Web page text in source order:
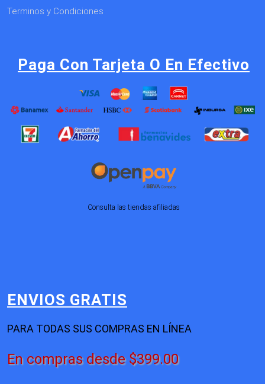
Terminos y Condiciones
Paga Con Tarjeta O En Efectivo
Consulta las tiendas afiliadas
ENVIOS GRATIS
PARA TODAS SUS COMPRAS EN LÍNEA
En compras desde $399.00